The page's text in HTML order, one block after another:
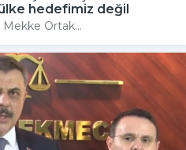
hedefimiz değil
Mekke Ortak...